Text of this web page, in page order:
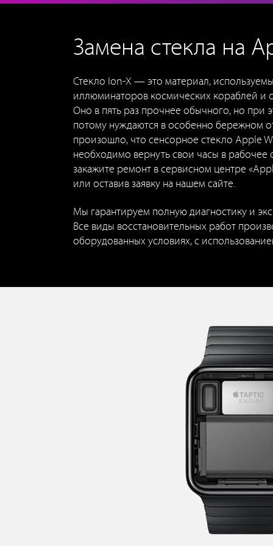
Замена стекла на
Стекло Ion-X — это материал,
иллюминаторов космических кораблей и
Оно в пять раз прочнее обычного, но при
потому нуждаются в особенно бережном
произошло, что сенсорное стекло Apple
необходимо вернуть свои часы в рабочее
закажите ремонт в сервисном центре
или оставив заявку на нашем сайте.
Мы гарантируем полную диагностику и
Все виды восстановительных работ
оборудованных условиях, с